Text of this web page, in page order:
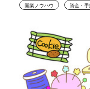
開業ノウハウ 資金・手